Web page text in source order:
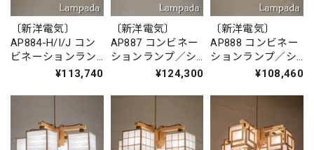
〔新洋電気〕
AP884-H/I/J コン
ビネーションラン
プ／シャンデリ
¥113,740
〔新洋電気〕
AP887 コンビネー
ションランプ／シ
ャンデリア 求
¥124,300
〔新洋電気〕
AP888 コンビネー
ションランプ／シ
ャンデリア 柚
¥108,460